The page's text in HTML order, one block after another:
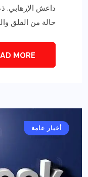
داعش الإرهابي.
حالة من القلق
MORE
أخبار عامة